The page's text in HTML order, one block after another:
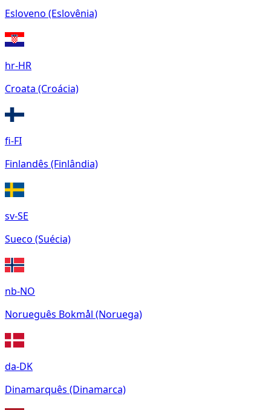
Esloveno (Eslovênia)
hr-HR
Croata (Croácia)
fi-FI
Finlandês (Finlândia)
sv-SE
Sueco (Suécia)
nb-NO
Norueguês Bokmål (Noruega)
da-DK
Dinamarquês (Dinamarca)